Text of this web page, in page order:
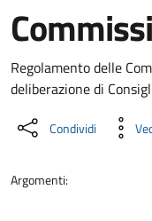
Dettaglio del
Regolamento delle
deliberazione di
Condividi
Argomenti: